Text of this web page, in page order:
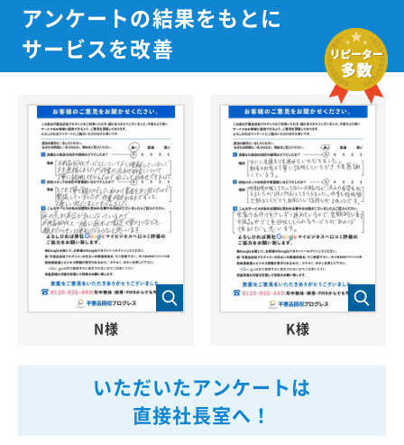
アンケートの結果をもとに
サービスを改善
いただいたアンケートは
直接社長室へ！
N様 K様